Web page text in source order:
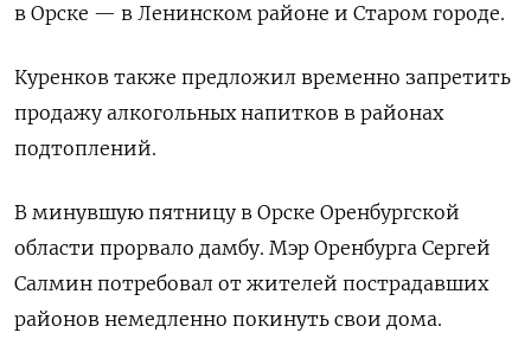
в Орске — в Ленинском районе и Старом городе.
Куренков также предложил временно запретить
продажу алкогольных напитков в районах
подтоплений.
В минувшую пятницу в Орске Оренбургской
области прорвало дамбу. Мэр Оренбурга Сергей
Салмин потребовал от жителей пострадавших
районов немедленно покинуть свои дома.